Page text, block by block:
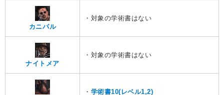
カニバル
・対象の学術書はない
ナイトメア
・対象の学術書はない
・ 学術書10(レベル1,2)